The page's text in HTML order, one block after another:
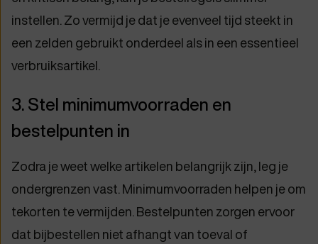
instellen. Zo vermijd je dat je evenveel tijd steekt in
een zelden gebruikt onderdeel als in een essentieel
verbruiksartikel.
3. Stel minimumvoorraden en
bestelpunten in
Zodra je weet welke artikelen belangrijk zijn, leg je
ondergrenzen vast. Minimumvoorraden helpen je om
tekorten te vermijden. Bestelpunten zorgen ervoor
dat bijbestellen niet afhangt van toeval of